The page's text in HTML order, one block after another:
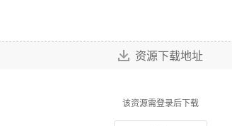
资源下载地址
该资源需登录后下载